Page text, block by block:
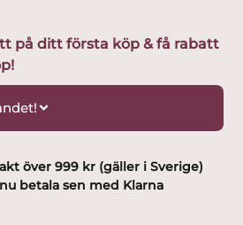
på ditt första köp & få rabatt
över 999 kr (gäller i Sverige)
betala sen med Klarna